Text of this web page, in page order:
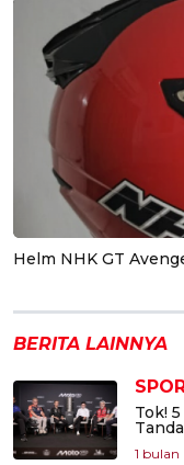
Helm NHK GT
BERITA LAINNYA
Tok!
1 bulan